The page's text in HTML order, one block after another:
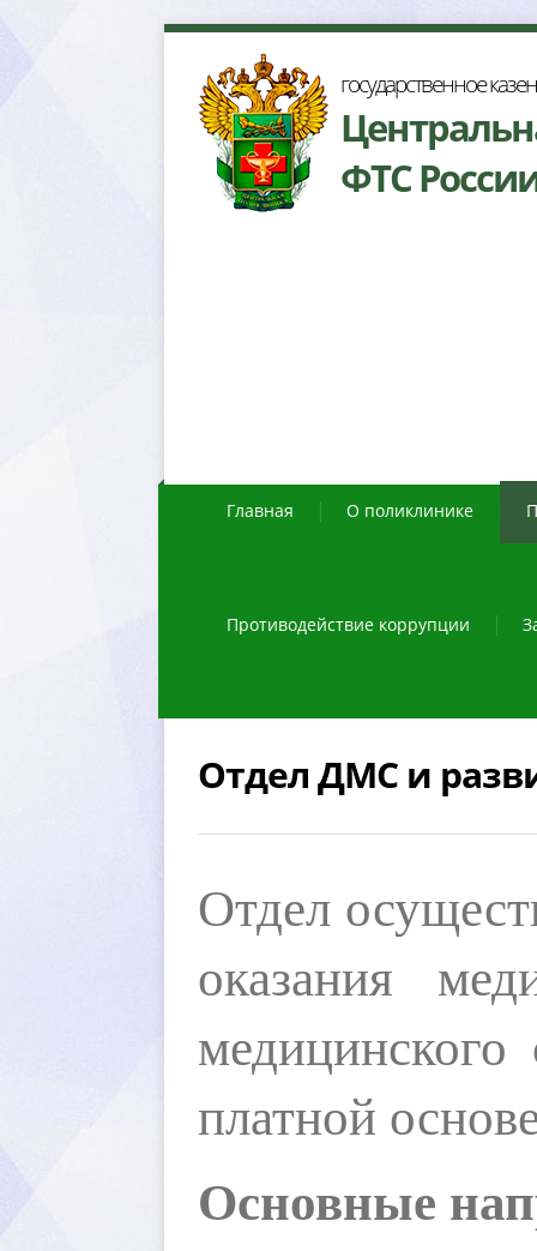
осударственное
ФТС
Главная О поликлинике
Противодействие коррупции
Отдел ДМС и
Отдел
оказания
медицинского
платной
Основные